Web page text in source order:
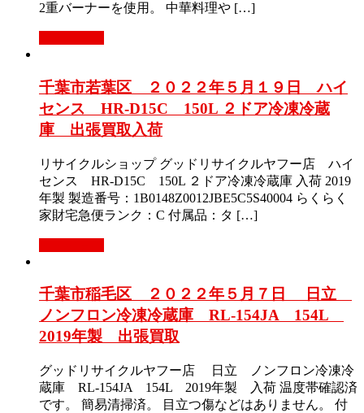
2重バーナーを使用。 中華料理や […]
千葉市若葉区 ２０２２年５月１９日 ハイ
センス HR-D15C 150L ２ドア冷凍冷蔵
庫 出張買取入荷
リサイクルショップ グッドリサイクルヤフー店 ハイ
センス HR-D15C 150L ２ドア冷凍冷蔵庫 入荷 2019
年製 製造番号：1B0148Z0012JBE5C5S40004 らくらく
家財宅急便ランク：C 付属品：タ […]
千葉市稲毛区 ２０２２年５月７日 日立
ノンフロン冷凍冷蔵庫 RL-154JA 154L
2019年製 出張買取
グッドリサイクルヤフー店 日立 ノンフロン冷凍冷
蔵庫 RL-154JA 154L 2019年製 入荷 温度帯確認済
です。 簡易清掃済。 目立つ傷などはありません。 付